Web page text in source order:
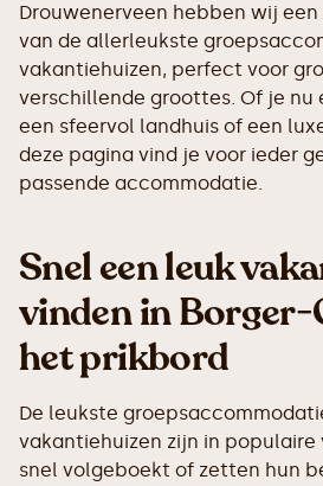
Drouwenerveen hebben wij
van de allerleukste
vakantiehuizen, perfect voor
verschillende groottes. Of je nu
een sfeervol landhuis of een
deze pagina vind je voor ieder
passende accommodatie.
Snel een leuk
vinden in
het prikbord
De leukste
vakantiehuizen zijn in
snel volgeboekt of zetten hun